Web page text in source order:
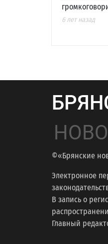
6 лет назад
©«Брянские
Электронное
В запись о
Главный